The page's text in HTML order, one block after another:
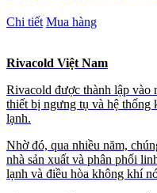
Chi tiết Mua hàng
Rivacold Việt Nam
Rivacold được thành lập vào
thiết bị ngưng tụ và hệ thống
lạnh.
Nhờ đó, qua nhiều năm,
nhà sản xuất và phân phối
lạnh và điều hòa không khí